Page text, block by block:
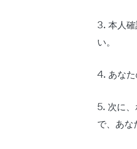
3. 本人
い。
4. あな
5. 次に
で、あな